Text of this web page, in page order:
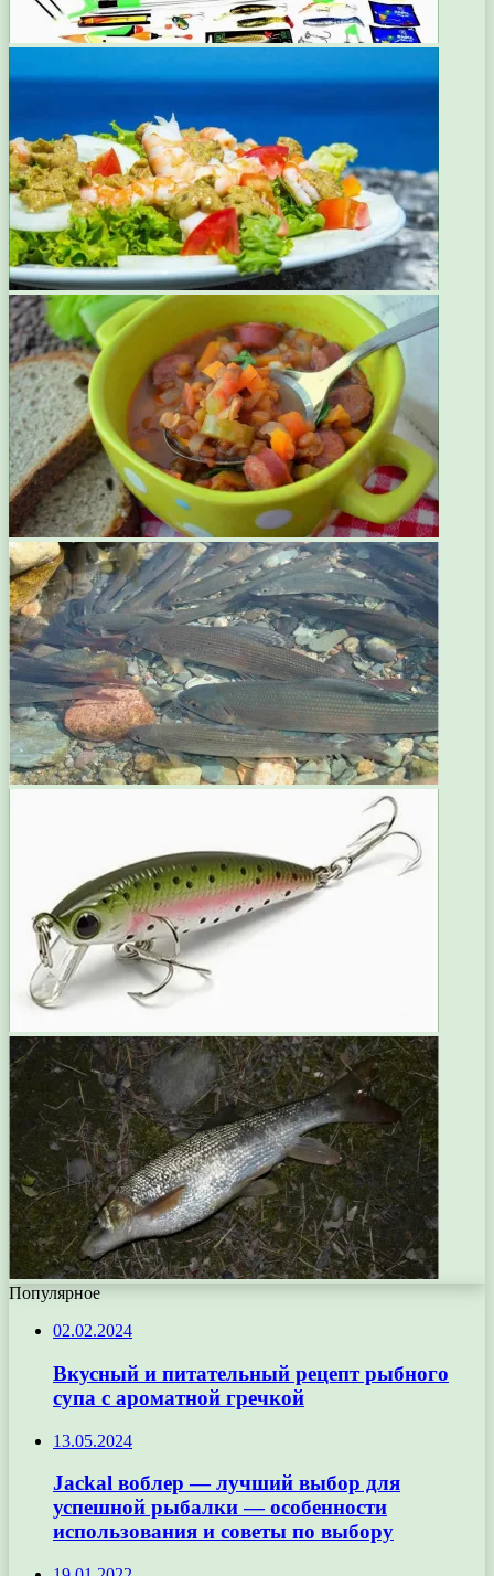
Популярное
02.02.2024
Вкусный и питательный рецепт рыбного
супа с ароматной гречкой
13.05.2024
Jackal воблер — лучший выбор для
успешной рыбалки — особенности
использования и советы по выбору